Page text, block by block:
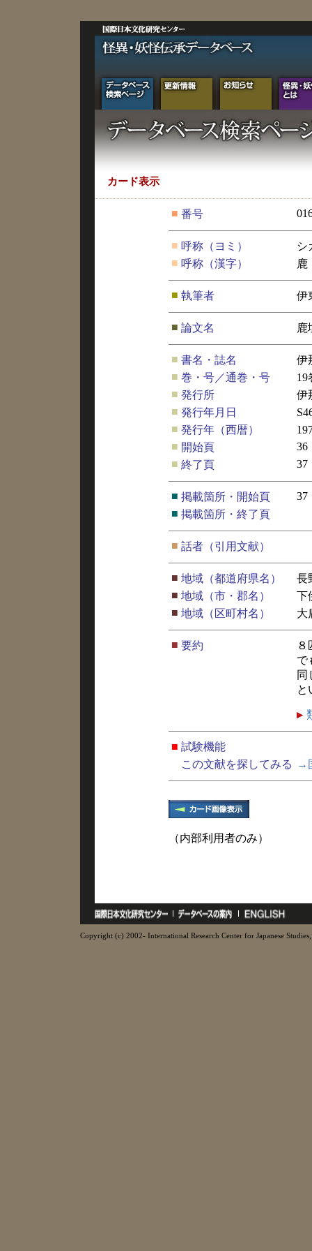
カード表示
■ 番号
■ 呼称（ヨミ）
シ
■ 呼称（漢字） 鹿
■ 執筆者 伊
■ 論文名 鹿
■ 書名・誌名
伊
■ 巻・号／通巻・号
19
■ 発行所
伊
■ 発行年月日
■ 発行年（西暦）
■ 開始頁
36
■ 終了頁 37
■ 掲載箇所・開始頁
37
■ 掲載箇所・終了頁
■ 話者（引用文献）
■ 地域（都道府県名）
長
■ 地域（市・郡名）
下
■ 地域（区町村名） 大
■ 要約
８
で
同
と
■ 試験機能
この文献を探してみる
→
（内部利用者のみ）
Copyright (c) 2002- International Research Center for Japanese